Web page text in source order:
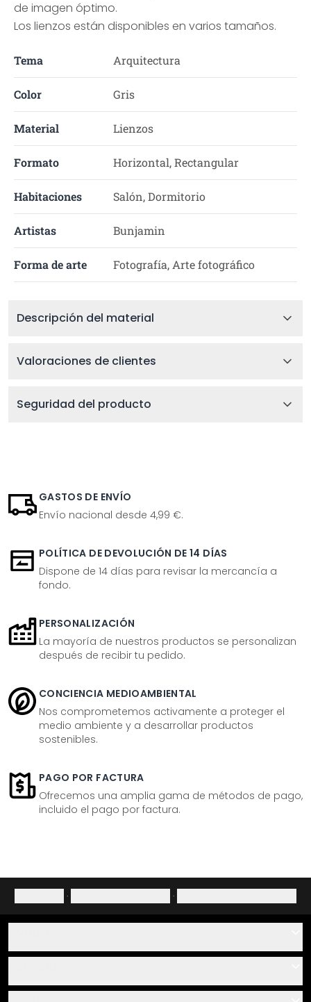
de imagen óptimo.
Los lienzos están disponibles en varios tamaños.
Tema Arquitectura
Color Gris
Material Lienzos
Formato Horizontal, Rectangular
Habitaciones Salón, Dormitorio
Artistas Bunjamin
Forma de arte Fotografía, Arte fotográfico
Descripción del material
Valoraciones de clientes
Seguridad del producto
GASTOS DE ENVÍO
Envío nacional desde 4,99 €.
POLÍTICA DE DEVOLUCIÓN DE 14 DÍAS
Dispone de 14 días para revisar la mercancía a
fondo.
PERSONALIZACIÓN
La mayoría de nuestros productos se personalizan
después de recibir tu pedido.
CONCIENCIA MEDIOAMBIENTAL
Nos comprometemos activamente a proteger el
medio ambiente y a desarrollar productos
sostenibles.
PAGO POR FACTURA
Ofrecemos una amplia gama de métodos de pago,
incluido el pago por factura.
· ·
Sobre nosotros